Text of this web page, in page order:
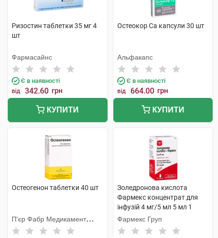
Ризостин таблетки 35 мг 4
шт
Фармасайнс
Є в наявності
від 342.60 грн
КУПИТИ
Остеокор Cа капсули 30 шт
Альфакапс
Є в наявності
від 664.00 грн
КУПИТИ
Остеогенон таблетки 40 шт
П'єр Фабр Медикамент
Продакшн
Золедронова кислота
Фармекс концентрат для
інфузій 4 мг/5 мл 5 мл 1
флакон
Фармекс Груп